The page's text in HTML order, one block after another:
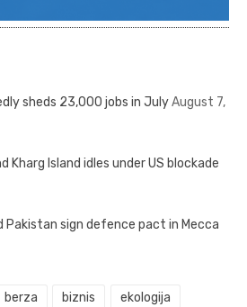
sheds 23,000 jobs in JulyAugust 7,
Kharg Island idles under US blockade
Pakistan sign defence pact in Mecca
berza biznis ekologija